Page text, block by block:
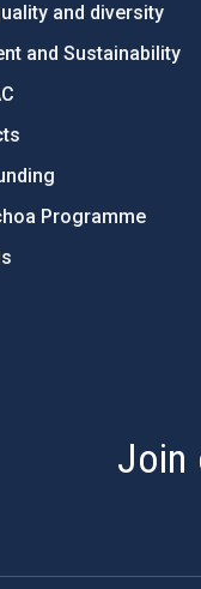
and diversity
and Sustainability
Programme
Join